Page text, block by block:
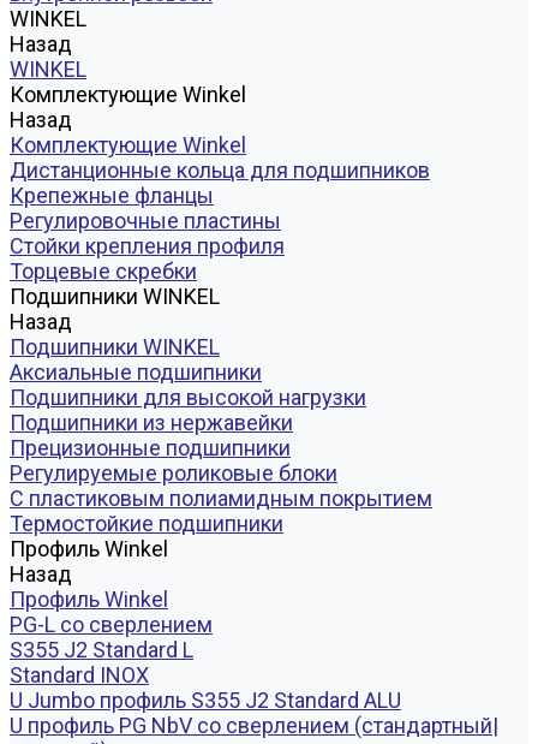
WINKEL
Назад
WINKEL
Комплектующие Winkel
Назад
Комплектующие Winkel
Дистанционные кольца для подшипников
Крепежные фланцы
Регулировочные пластины
Стойки крепления профиля
Торцевые скребки
Подшипники WINKEL
Назад
Подшипники WINKEL
Аксиальные подшипники
Подшипники для высокой нагрузки
Подшипники из нержавейки
Прецизионные подшипники
Регулируемые роликовые блоки
С пластиковым полиамидным покрытием
Термостойкие подшипники
Профиль Winkel
Назад
Профиль Winkel
PG-L со сверлением
S355 J2 Standard L
Standard INOX
U Jumbo профиль S355 J2 Standard ALU
U профиль PG NbV со сверлением (стандартный|